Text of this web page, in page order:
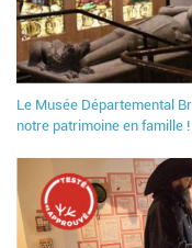
Le Musée Départemental
notre patrimoine en famille !